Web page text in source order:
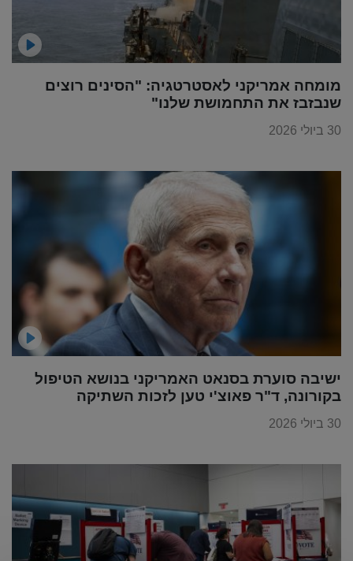
מומחה אמריקני לאסטרטגיה: "הסינים רוצים
שנבזבז את התחמושת שלנו"
30 ביולי 2026
ישיבה סוערת בסנאט האמריקני בנושא הטיפול
בקורונה, ד"ר פאוצ'י טען לזכות השתיקה
30 ביולי 2026